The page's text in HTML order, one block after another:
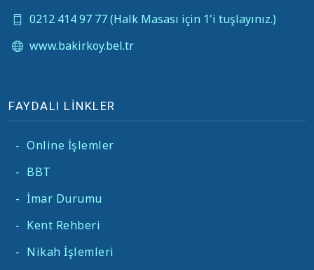
0212 414 97 77 (Halk Masası için 1'i tuşlayınız.)
www.bakirkoy.bel.tr
FAYDALI LİNKLER
- Online İşlemler
- BBT
- İmar Durumu
- Kent Rehberi
- Nikah İşlemleri